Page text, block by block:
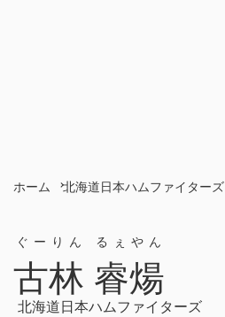
ホーム 北海道日本ハムファイターズ
古林 睿煬
ぐーりん るぇやん
北海道日本ハムファイターズ